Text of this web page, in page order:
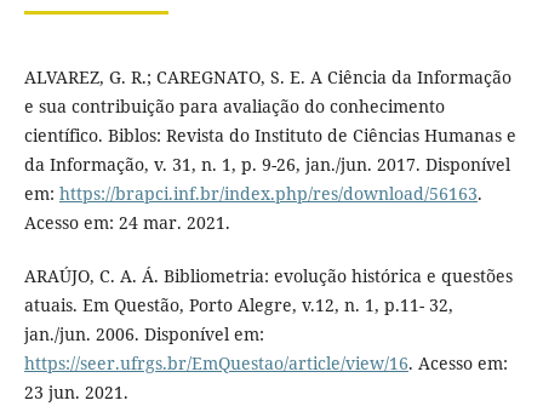
ALVAREZ, G. R.; CAREGNATO, S. E. A Ciência da Informação
e sua contribuição para avaliação do conhecimento
científico. Biblos: Revista do Instituto de Ciências Humanas e
da Informação, v. 31, n. 1, p. 9-26, jan./jun. 2017. Disponível
em: https://brapci.inf.br/index.php/res/download/56163.
Acesso em: 24 mar. 2021.
ARAÚJO, C. A. Á. Bibliometria: evolução histórica e questões
atuais. Em Questão, Porto Alegre, v.12, n. 1, p.11- 32,
jan./jun. 2006. Disponível em:
https://seer.ufrgs.br/EmQuestao/article/view/16. Acesso em:
23 jun. 2021.